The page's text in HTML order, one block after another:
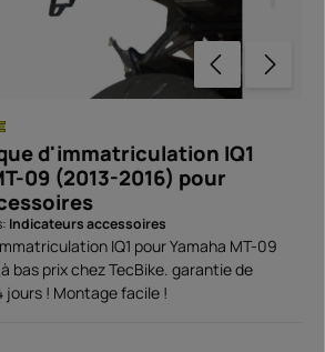
d'immatriculation IQ1
09 (2013-2016) pour
Indicateurs accessoires
IQ1 pour Yamaha MT-09
bas prix chez TecBike. garantie de
jours ! Montage facile !